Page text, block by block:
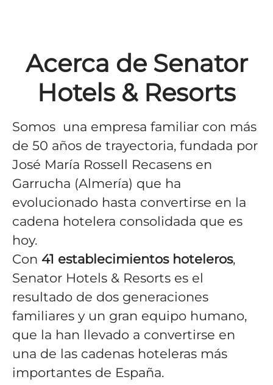
Acerca de Senator
Hotels & Resorts
Somos una empresa familiar con más
de 50 años de trayectoria, fundada por
José María Rossell Recasens en
Garrucha (Almería) que ha
evolucionado hasta convertirse en la
cadena hotelera consolidada que es
hoy.
Con 41 establecimientos hoteleros,
Senator Hotels & Resorts es el
resultado de dos generaciones
familiares y un gran equipo humano,
que la han llevado a convertirse en
una de las cadenas hoteleras más
importantes de España.